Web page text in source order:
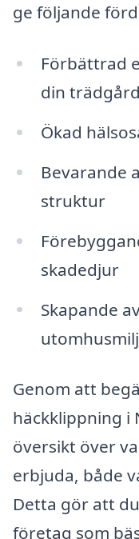
ge följande
Förbättrad
din trädgård
Ökad
Bevarande
struktur
skadedjur
Skapande
Genom att
häckklippning i
översikt över
erbjuda, både
Detta gör att
företag som